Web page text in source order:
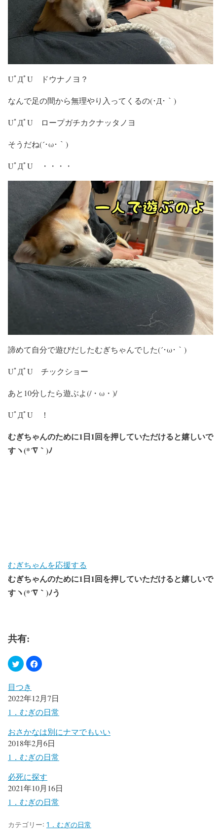
UﾟДﾟU ドウナノヨ？
なんで足の間から無理やり入ってくるの(･Д･｀)
UﾟДﾟU ロープガチカクナッタノヨ
そうだね(´･ω･｀)
UﾟДﾟU ・・・・
諦めて自分で遊びだしたむぎちゃんでした(´･ω･｀)
UﾟДﾟU チックショー
あと10分したら遊ぶよ(/・ω・)/
UﾟДﾟU ！
むぎちゃんのために1日1回を押していただけると嬉しいで
すヽ(*´∇｀)ﾉ
むぎちゃんを応援する
むぎちゃんのために1日1回を押していただけると嬉しいで
すヽ(*´∇｀)ﾉう
共有:
目つき
2022年12月7日
1．むぎの日常
おさかなは別にナマでもいい
2018年2月6日
1．むぎの日常
必死に探す
2021年10月16日
1．むぎの日常
カテゴリー: 1．むぎの日常